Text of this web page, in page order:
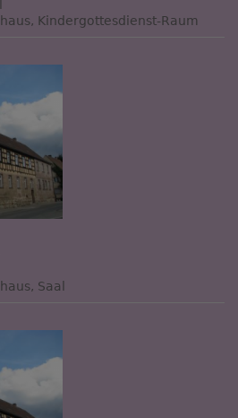
Kindergottesdienst-Raum
Saal